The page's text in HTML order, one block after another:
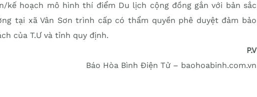
kế hoạch mô hình thí điểm Du lịch cộng đồng gắn với bản sắc
tại xã Vân Sơn trình cấp có thẩm quyền phê duyệt đảm bảo
của T.Ư và tỉnh quy định.
P.V
Báo Hòa Bình Điện Tử – baohoabinh.com.vn